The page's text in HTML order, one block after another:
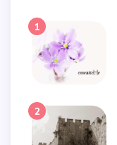
1
2